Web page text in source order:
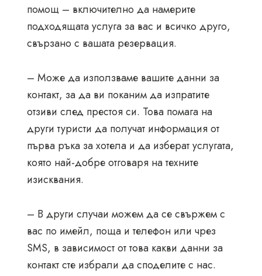
помощ – включително да намерите
подходящата услуга за вас и всичко друго,
свързано с вашата резервация.
– Може да използваме вашите данни за
контакт, за да ви поканим да изпратите
отзиви след престоя си. Това помага на
други туристи да получат информация от
първа ръка за хотела и да изберат услугата,
която най-добре отговаря на техните
изисквания.
– В други случаи можем да се свържем с
вас по имейл, поща и телефон или чрез
SMS, в зависимост от това какви данни за
контакт сте избрали да споделите с нас.